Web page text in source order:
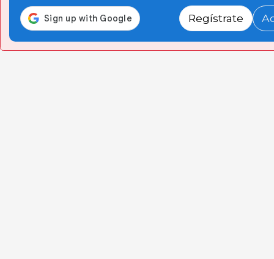
Regístrate